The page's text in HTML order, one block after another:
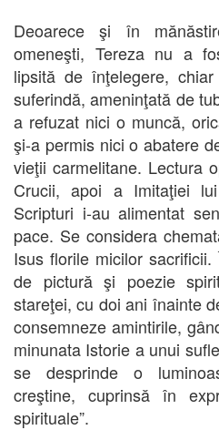
Deoarece şi în
omeneşti, Tereza nu a
lipsită de înţelegere,
suferindă, ameninţată de
a refuzat nici o muncă,
şi-a permis nici o abatere
vieţii carmelitane. Lectura
Crucii, apoi a Imitaţiei
Scripturi i-au alimentat
pace. Se considera
Isus florile micilor
de pictură şi poezie
stareţei, cu doi ani înainte
consemneze amintirile,
minunata Istorie a unui
se desprinde o
creştine, cuprinsă în
spirituale”.